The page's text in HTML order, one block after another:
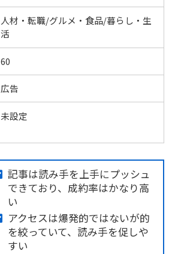
人材・転職/グルメ・食品/暮らし・生
活
60
広告
未設定
記事は読み手を上手にプッシュ
できており、成約率はかなり高
い
アクセスは爆発的ではないが的
を絞っていて、読み手を促しや
すい